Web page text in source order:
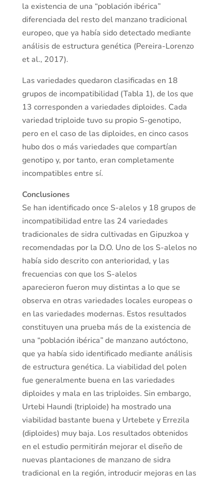
la existencia de una “población ibérica”
diferenciada del resto del manzano tradicional
europeo, que ya había sido detectado mediante
análisis de estructura genética (Pereira-Lorenzo
et al., 2017).
Las variedades quedaron clasificadas en 18
grupos de incompatibilidad (Tabla 1), de los que
13 corresponden a variedades diploides. Cada
variedad triploide tuvo su propio S-genotipo,
pero en el caso de las diploides, en cinco casos
hubo dos o más variedades que compartían
genotipo y, por tanto, eran completamente
incompatibles entre sí.
Conclusiones
Se han identificado once S-alelos y 18 grupos de
incompatibilidad entre las 24 variedades
tradicionales de sidra cultivadas en Gipuzkoa y
recomendadas por la D.O. Uno de los S-alelos no
había sido descrito con anterioridad, y las
frecuencias con que los S-alelos
aparecieron fueron muy distintas a lo que se
observa en otras variedades locales europeas o
en las variedades modernas. Estos resultados
constituyen una prueba más de la existencia de
una “población ibérica” de manzano autóctono,
que ya había sido identificado mediante análisis
de estructura genética. La viabilidad del polen
fue generalmente buena en las variedades
diploides y mala en las triploides. Sin embargo,
Urtebi Haundi (triploide) ha mostrado una
viabilidad bastante buena y Urtebete y Errezila
(diploides) muy baja. Los resultados obtenidos
en el estudio permitirán mejorar el diseño de
nuevas plantaciones de manzano de sidra
tradicional en la región, introducir mejoras en las